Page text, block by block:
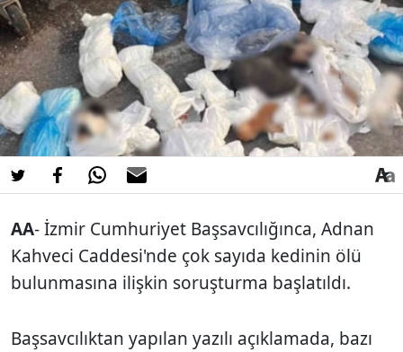
AA- İzmir Cumhuriyet Başsavcılığınca, Adnan
Kahveci Caddesi'nde çok sayıda kedinin ölü
bulunmasına ilişkin soruşturma başlatıldı.
Başsavcılıktan yapılan yazılı açıklamada, bazı